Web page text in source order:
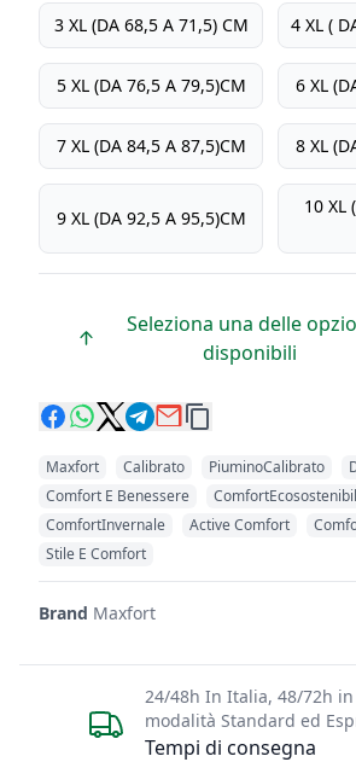
TAGLIE MAXFORT
3 XL (DA 68,5 A 71,5) CM 4 XL (
5 XL (DA 76,5 A 79,5)CM 6 XL
7 XL (DA 84,5 A 87,5)CM 8 XL
9 XL (DA 92,5 A 95,5)CM
10 XL
Seleziona una delle
disponibili
Maxfort Calibrato PiuminoCalibrato
Comfort E Benessere
ComfortInvernale
Active Comfort
Stile E Comfort
Brand Maxfort
Tempi di consegna
24/48h In Italia, 48/72h
modalità Standard ed